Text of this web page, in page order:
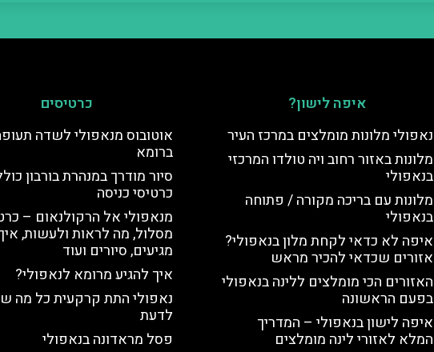
איפה לישון?
נאפולי מלונות מומלצים במרכז העיר
מלונות באזור רחוב ויה טולדו המרכזי
בנאפולי
מלונות עם בריכה מקורה / פתוחה
בנאפולי
איפה לא כדאי לקחת מלון בנאפולי?
אזורים שכדאי להכיר מראש
האזורים הכי מומלצים ללינה בנאפולי
בפעם הראשונה
איפה לישון בנאפולי – המדריך
המלא לאזורי לינה מומלצים
כרטיסים
אוטובוס מנאפולי לשדה
ברומא
סיור מודרך במנהרת בורבון
כרטיסי כניסה
מנאפולי אל הרקולנאום –
מסלול, מה לראות ולעשות,
מגיעים, סיורים ועוד
איך להגיע מרומא לנאפולי?
נאפולי התת קרקעית כל מה
לדעת
פסל מראדונה בנאפולי